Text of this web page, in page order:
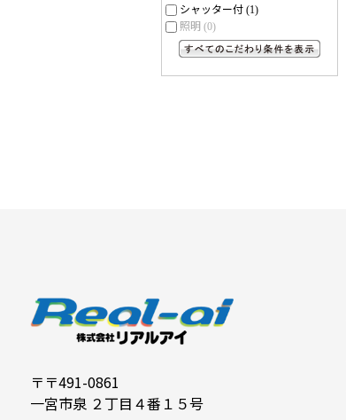
シャッター付 (1)
照明 (0)
〒〒491-0861
一宮市泉 ２丁目４番１５号